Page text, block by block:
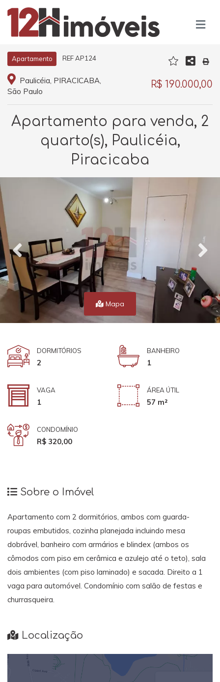
Apartamento REF AP124
Paulicéia, PIRACICABA,
São Paulo
R$ 190.000,00
Apartamento para venda, 2
quarto(s), Paulicéia,
Piracicaba
Mapa
DORMITÓRIOS
2
BANHEIRO
1
VAGA
1
ÁREA ÚTIL
57 m²
CONDOMÍNIO
R$ 320,00
Sobre o Imóvel
Apartamento com 2 dormitórios, ambos com guarda-
roupas embutidos, cozinha planejada incluindo mesa
dobrável, banheiro com armários e blindex (ambos os
cômodos com piso em cerâmica e azulejo até o teto), sala
dois ambientes (com piso laminado) e sacada. Direito a 1
vaga para automóvel. Condomínio com salão de festas e
churrasqueira.
Localização